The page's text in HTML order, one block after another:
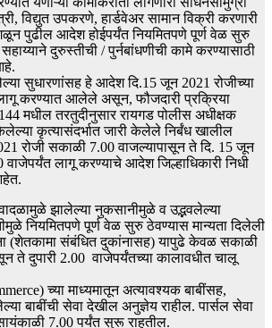
विद्युत उपकरणे, हार्डवेअर सामान विक्री करणारी
पुढील आदेश होईपर्यंत नियमितपणे पूर्ण वेळ सुरु
दुरुस्तीची / पुर्नबांधणीची कामे करण्यासाठी
सुधारणांसह हे आदेश दि.15 जून 2021 रोजीच्या
करण्यात आलेले असून, फौजदारी प्रक्रिया
मधील तरतुदीनुसार रायगड पोलीस अधीक्षक
कृत्यासंदर्भात जारी केलेले निर्बंध खालील
रोजी सकाळी 7.00 वाजल्यापासून ते दि. 15 जून
लागू करण्याचे आदेश जिल्हाधिकारी निधी
झालेल्या नुकसानीमुळे व उद्भवलेल्या
नियमितपणे पूर्ण वेळ सुरु ठेवण्यास मान्यता दिलेली
(शेतकामा संबंधित दुकांनासह) यापुढे केवळ सकाळी
ते दुपारी 2.00 वाजेपर्यंतच्या कालावधीत चालू
च्या माध्यमातून अत्यावश्यक बाबींसह,
बाबींची सेवा देखील अनुज्ञेय राहील. पार्सल सेवा
7.00 पर्यंत सुरू राहतील.